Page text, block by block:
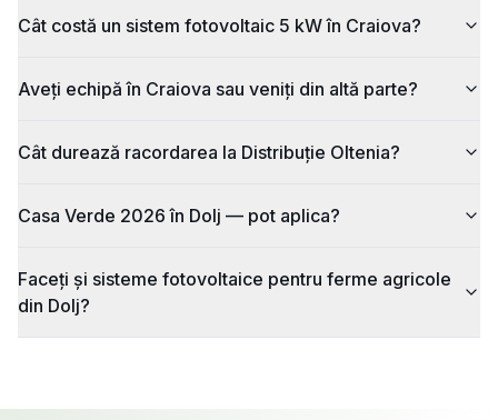
Cât costă un sistem fotovoltaic 5 kW în Craiova?
Aveți echipă în Craiova sau veniți din altă parte?
Cât durează racordarea la Distribuție Oltenia?
Casa Verde 2026 în Dolj — pot aplica?
Faceți și sisteme fotovoltaice pentru ferme agricole
din Dolj?